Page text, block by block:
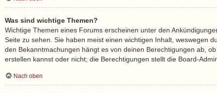
Was sind wichtige Themen?
Wichtige Themen eines Forums erscheinen unter den
Seite zu sehen. Sie haben meist einen wichtigen Inhalt, weswegen
den Bekanntmachungen hängt es von deinen Berechtigungen ab,
erstellen kannst oder nicht; die Berechtigungen stellt die Board-
Nach oben